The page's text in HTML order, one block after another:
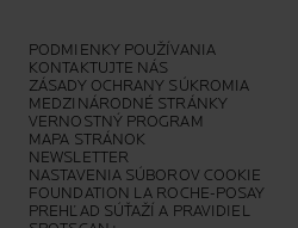
PODMIENKY POUŽÍVANIA
KONTAKTUJTE NÁS
ZÁSADY OCHRANY SÚKROMIA
MEDZINÁRODNÉ STRÁNKY
VERNOSTNÝ PROGRAM
MAPA STRÁNOK
NEWSLETTER
NASTAVENIA SÚBOROV COOKIE
FOUNDATION LA ROCHE-POSAY
PREHĽAD SÚŤAŽÍ A PRAVIDIEL